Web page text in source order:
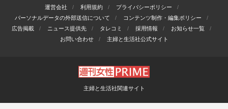
運営会社 利用規約
プライバシーポリシー
パーソナルデータの外部送信について
コンテンツ制作・編集ポリシー
広告掲載
ニュース提供先 タレコミ 採用情報
お知らせ一覧
お問い合わせ
主婦と生活社公式サイト
主婦と生活社関連サイト